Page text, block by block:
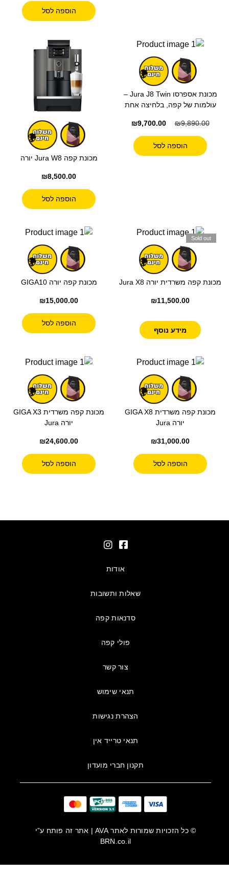
הוספה לסל
מכונת אספרסו Jura J8 Twin –
עולמות של קפה, בלחיצה אחת
₪9,890.00
₪9,700.00
הוספה לסל
מכונת קפה Jura W8 יורה
₪8,500.00
הוספה לסל
Sold out
מכונת קפה משרדית יורה Jura X8
₪11,500.00
מידע נוסף
מכונת קפה יורה GIGA10
₪15,000.00
הוספה לסל
מכונת קפה משרדית GIGA X8
יורה Jura
₪31,000.00
הוספה לסל
מכונת קפה משרדית GIGA X3
יורה Jura
₪24,600.00
הוספה לסל
אודות
שאלות ותשובות
סדנאות קפה
פולי קפה
צור קשר
תנאי שימוש
הצהרת נגישות
תנאי טרייד אין
תקנון חברי מועדון
© כל הזכויות שמורות לאתרAVA| אתר זה פותח ע”י
BRN.co.il